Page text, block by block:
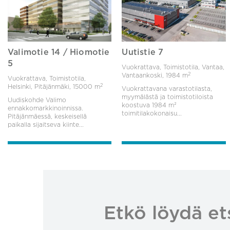
Valimotie 14 / Hiomotie
5
Vuokrattava, Toimistotila,
Helsinki, Pitäjänmäki, 15000 m2
Uudiskohde Valimo
ennakkomarkkinoinnissa.
Pitäjänmäessä, keskeisellä
paikalla sijaitseva kiinte...
Uutistie 7
Vuokrattava, Toimistotila, Vantaa,
Vantaankoski,1984 m2
Vuokrattavana varastotilasta,
myymälästä ja toimistotiloista
koostuva 1984 m²
toimitilakokonaisu...
Etkö löydä